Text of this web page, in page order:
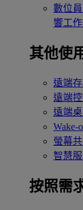
數位
響工
其他使
遠端
遠端控
遠端
Wake-
螢幕共
智慧
按照需